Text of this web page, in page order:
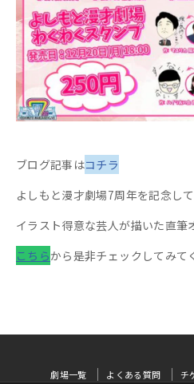
ブログ記事はコチラ
よしもと漫才劇場7周年を記念して
イラスト得意な芸人が描いた直筆
こちらから是非チェックしてみて
劇場一覧 よくある質問 チ